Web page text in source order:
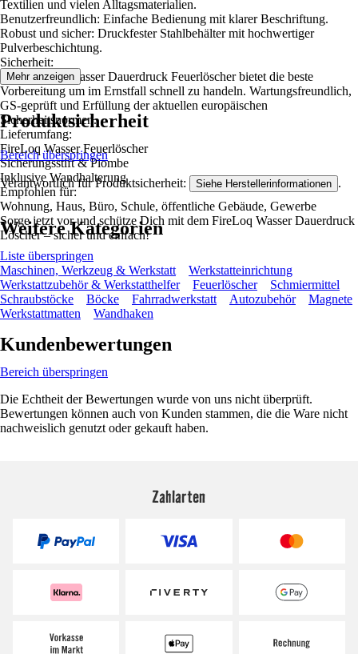
Textilien und vielen Alltagsmaterialien.
Benutzerfreundlich: Einfache Bedienung mit klarer Beschriftung.
Robust und sicher: Druckfester Stahlbehälter mit hochwertiger
Pulverbeschichtung.
Sicherheit:
DEr FireLoq Wasser Dauerdruck Feuerlöscher bietet die beste
Vorbereitung um im Ernstfall schnell zu handeln. Wartungsfreundlich,
GS-geprüft und Erfüllung der aktuellen europäischen
Sicherheitsnormen.
Lieferumfang:
FireLoq Wasser Feuerlöscher
Sicherungsstift & Plombe
Inklusive Wandhalterung
Empfohlen für:
Wohnung, Haus, Büro, Schule, öffentliche Gebäude, Gewerbe
Sorge jetzt vor und schütze Dich mit dem FireLoq Wasser Dauerdruck
Löscher – sicher und einfach!
Mehr anzeigen
Produktsicherheit
Bereich überspringen
Verantwortlich für Produktsicherheit: Siehe Herstellerinformationen .
Weitere Kategorien
Liste überspringen
Maschinen, Werkzeug & Werkstatt
Werkstatteinrichtung
Werkstattzubehör & Werkstatthelfer
Feuerlöscher
Schmiermittel
Schraubstöcke
Böcke Fahrradwerkstatt Autozubehör
Magnete
Werkstattmatten
Wandhaken
Kundenbewertungen
Bereich überspringen
Die Echtheit der Bewertungen wurde von uns nicht überprüft.
Bewertungen können auch von Kunden stammen, die die Ware nicht
nachweislich genutzt oder gekauft haben.
Zahlarten